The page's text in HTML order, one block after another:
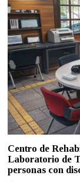
Centro de
Laboratorio de
personas con